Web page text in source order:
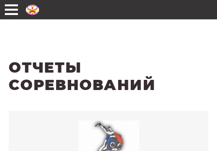
Перейти к основному содержанию
ОТЧЕТЫ
СОРЕВНОВАНИЙ